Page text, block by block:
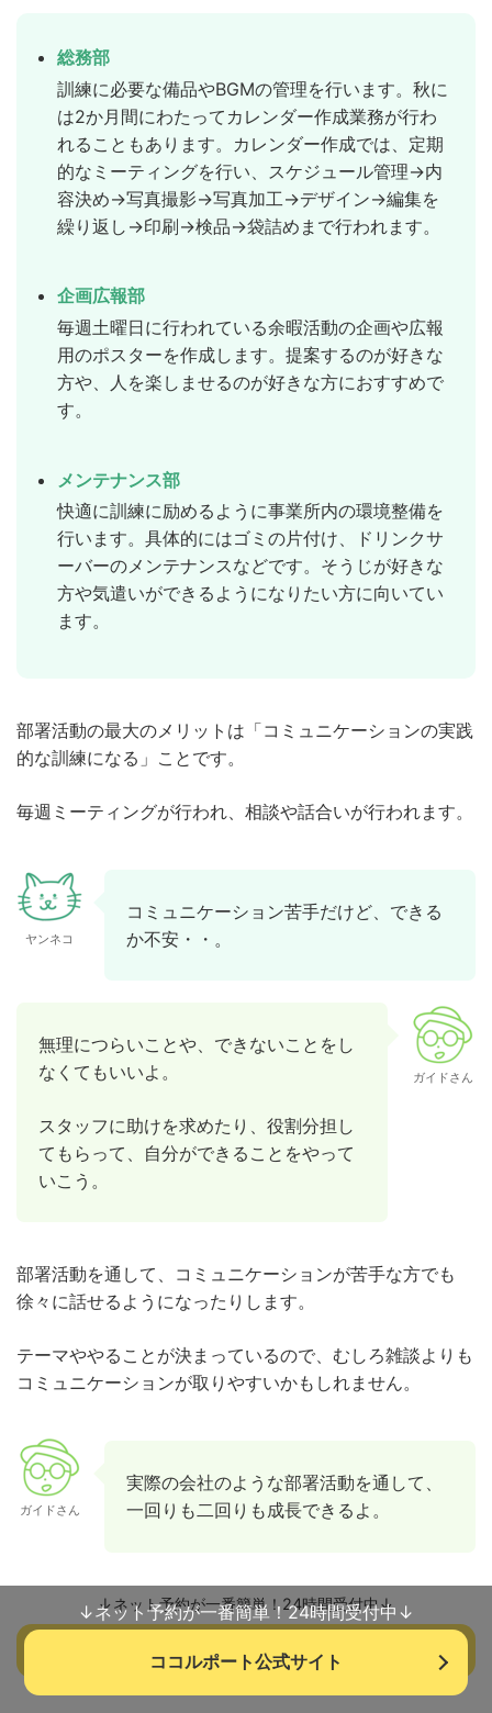
総務部
訓練に必要な備品やBGMの管理を行います。秋に
は2か月間にわたってカレンダー作成業務が行わ
れることもあります。カレンダー作成では、定期
的なミーティングを行い、スケジュール管理→内
容決め→写真撮影→写真加工→デザイン→編集を
繰り返し→印刷→検品→袋詰めまで行われます。
企画広報部
毎週土曜日に行われている余暇活動の企画や広報
用のポスターを作成します。提案するのが好きな
方や、人を楽しませるのが好きな方におすすめで
す。
メンテナンス部
快適に訓練に励めるように事業所内の環境整備を
行います。具体的にはゴミの片付け、ドリンクサ
ーバーのメンテナンスなどです。そうじが好きな
方や気遣いができるようになりたい方に向いてい
ます。
部署活動の最大のメリットは「コミュニケーションの実践
的な訓練になる」ことです。
毎週ミーティングが行われ、相談や話合いが行われます。
ヤンネコ
コミュニケーション苦手だけど、できる
か不安・・。
無理につらいことや、できないことをし
なくてもいいよ。
スタッフに助けを求めたり、役割分担し
てもらって、自分ができることをやって
いこう。
ガイドさん
部署活動を通して、コミュニケーションが苦手な方でも
徐々に話せるようになったりします。
テーマややることが決まっているので、むしろ雑談よりも
コミュニケーションが取りやすいかもしれません。
ガイドさん
実際の会社のような部署活動を通して、
一回りも二回りも成長できるよ。
↓ネット予約が一番簡単！24時間受付中↓
ココルポート公式サイト
↓ネット予約が一番簡単！24時間受付中↓
ココルポート公式サイト